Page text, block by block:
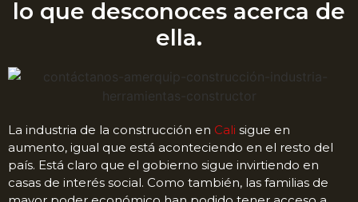
lo que desconoces acerca de
ella.
La industria de la construcción en Cali sigue en
aumento, igual que está aconteciendo en el resto del
país. Está claro que el gobierno sigue invirtiendo en
casas de interés social. Como también, las familias de